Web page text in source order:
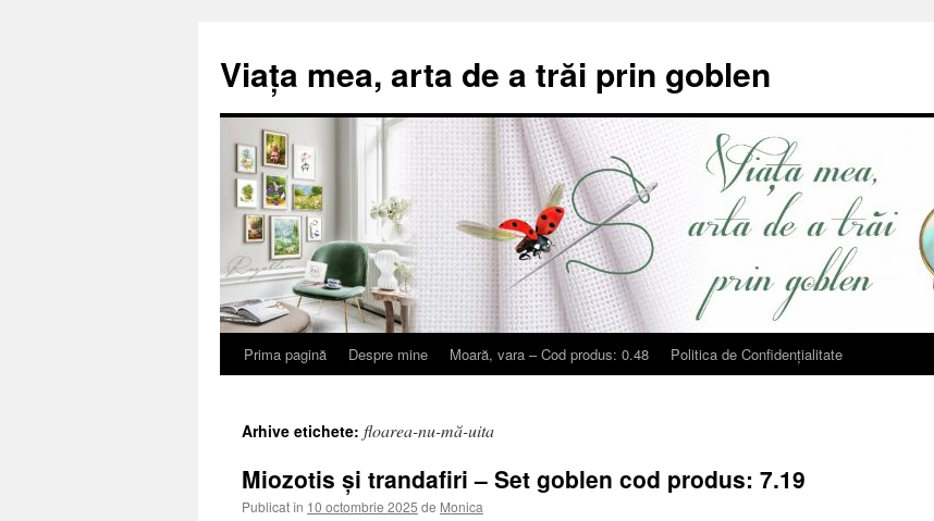
Viața mea, arta de a trăi prin goblen
Sari
conținut
Prima pagină Despre mine Moară, vara – Cod produs: 0.48 Politica de Confidențialitate
Arhive etichete: floarea-nu-mă-uita
Miozotis și trandafiri – Set goblen cod produs: 7.19
Publicat în 10 octombrie 2025 de Monica